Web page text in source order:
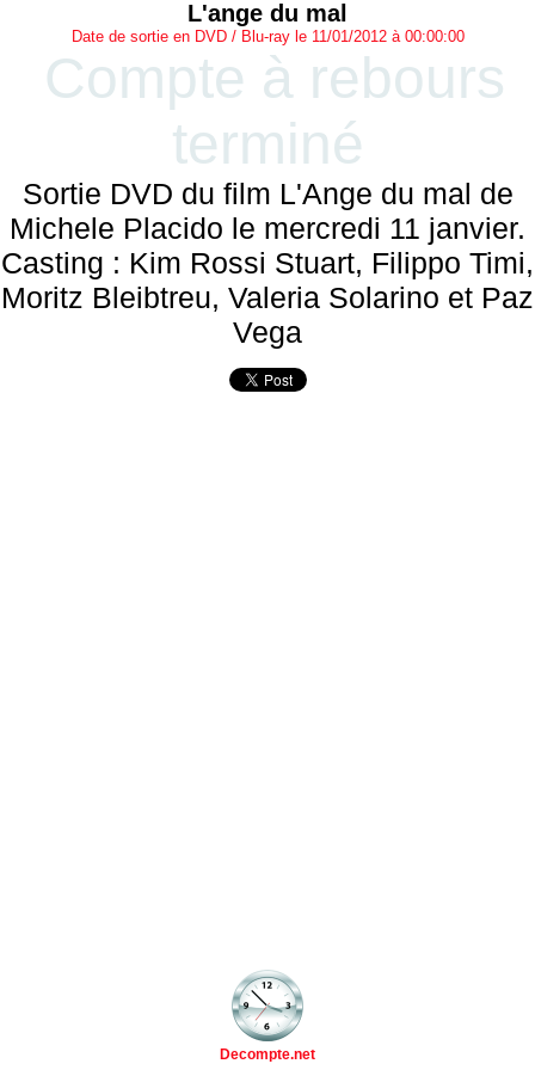
L'ange du mal
Date de sortie en DVD / Blu-ray le 11/01/2012 à 00:00:00
Compte à rebours
terminé
Sortie DVD du film L'Ange du mal de
Michele Placido le mercredi 11 janvier.
Casting : Kim Rossi Stuart, Filippo Timi,
Moritz Bleibtreu, Valeria Solarino et Paz
Vega
Decompte.net